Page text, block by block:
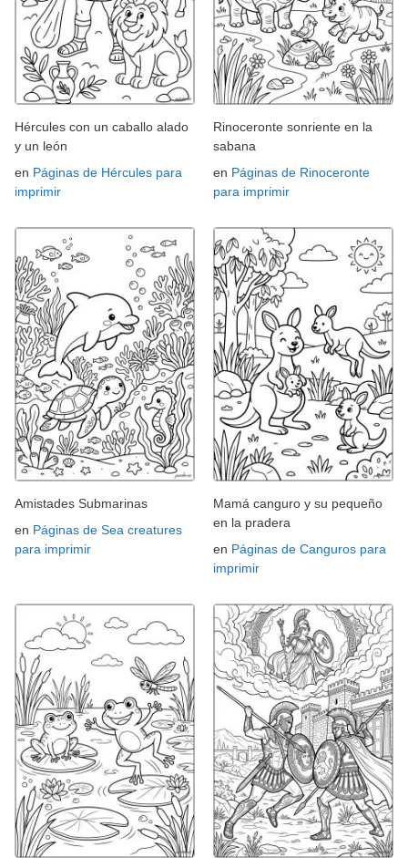
Hércules con un caballo alado
y un león
en Páginas de Hércules para
imprimir
Rinoceronte sonriente en la
sabana
en Páginas de Rinoceronte
para imprimir
Amistades Submarinas
en Páginas de Sea creatures
para imprimir
Mamá canguro y su pequeño
en la pradera
en Páginas de Canguros para
imprimir